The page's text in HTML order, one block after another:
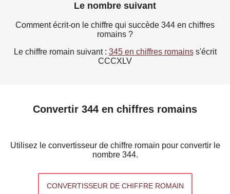
Le nombre suivant
Comment écrit-on le chiffre qui succède 344 en chiffres
romains ?
Le chiffre romain suivant : 345 en chiffres romainss'écrit
CCCXLV
Convertir 344 en chiffres romains
Utilisez le convertisseur de chiffre romain pour convertir le
nombre 344.
CONVERTISSEUR DE CHIFFRE ROMAIN